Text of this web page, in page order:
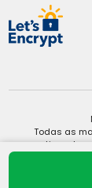
Todas as
respectivos